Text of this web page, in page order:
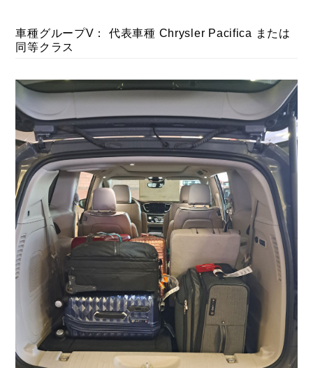
車種グループV： 代表車種 Chrysler Pacifica または
同等クラス